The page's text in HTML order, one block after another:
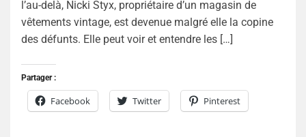
l’au-delà, Nicki Styx, propriétaire d’un magasin de
vêtements vintage, est devenue malgré elle la copine
des défunts. Elle peut voir et entendre les […]
Partager :
Facebook Twitter Pinterest